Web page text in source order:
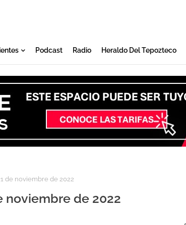
Podcast Radio Heraldo Del Tepozteco
de noviembre de 2022
noviembre de 2022